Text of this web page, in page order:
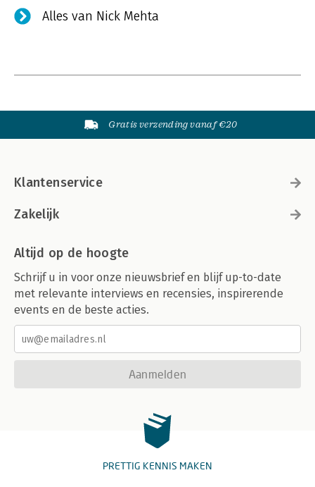
Alles van Nick Mehta
Gratis verzending vanaf €20
Klantenservice
Zakelijk
Altijd op de hoogte
Schrijf u in voor onze nieuwsbrief en blijf up-to-date
met relevante interviews en recensies, inspirerende
events en de beste acties.
Aanmelden
PRETTIG KENNIS MAKEN